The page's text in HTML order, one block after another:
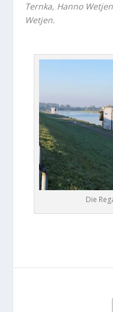
Ternka, Hanno
Wetjen.
Die